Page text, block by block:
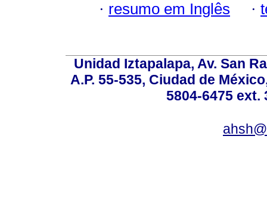
· resumo em Inglês ·
Unidad Iztapalapa, Av. San
A.P. 55-535, Ciudad de
5804-6475 ext.